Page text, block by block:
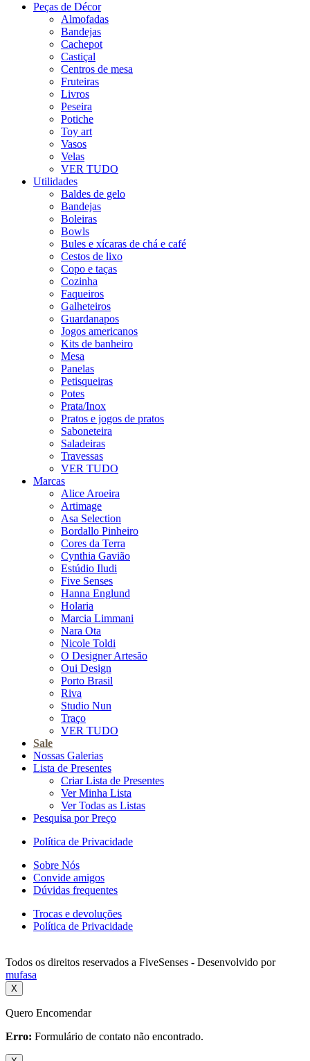
Peças de Décor
Almofadas
Bandejas
Cachepot
Castiçal
Centros de mesa
Fruteiras
Livros
Peseira
Potiche
Toy art
Vasos
Velas
VER TUDO
Utilidades
Baldes de gelo
Bandejas
Boleiras
Bowls
Bules e xícaras de chá e café
Cestos de lixo
Copo e taças
Cozinha
Faqueiros
Galheteiros
Guardanapos
Jogos americanos
Kits de banheiro
Mesa
Panelas
Petisqueiras
Potes
Prata/Inox
Pratos e jogos de pratos
Saboneteira
Saladeiras
Travessas
VER TUDO
Marcas
Alice Aroeira
Artimage
Asa Selection
Bordallo Pinheiro
Cores da Terra
Cynthia Gavião
Estúdio Iludi
Five Senses
Hanna Englund
Holaria
Marcia Limmani
Nara Ota
Nicole Toldi
O Designer Artesão
Oui Design
Porto Brasil
Riva
Studio Nun
Traço
VER TUDO
Sale
Nossas Galerias
Lista de Presentes
Criar Lista de Presentes
Ver Minha Lista
Ver Todas as Listas
Pesquisa por Preço
Política de Privacidade
Sobre Nós
Convide amigos
Dúvidas frequentes
Trocas e devoluções
Política de Privacidade
Todos os direitos reservados a FiveSenses - Desenvolvido por
mufasa
X
Quero Encomendar
Erro: Formulário de contato não encontrado.